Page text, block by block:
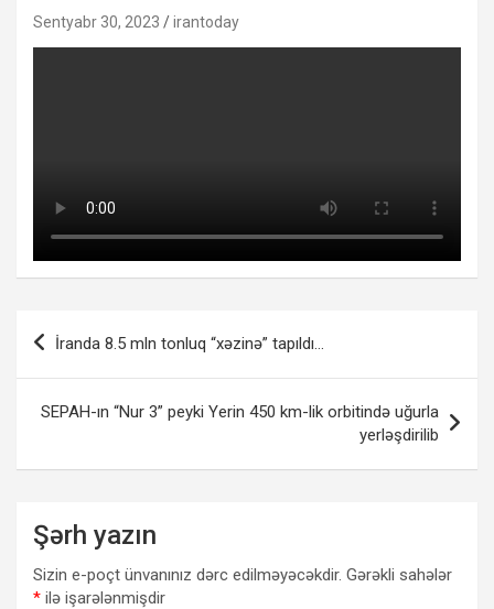
Sentyabr 30, 2023 irantoday
Yazı
İranda 8.5 mln tonluq “xəzinə” tapıldı…
SEPAH-ın “Nur 3” peyki Yerin 450 km-lik orbitində uğurla
yerləşdirilib
Şərh yazın
Sizin e-poçt ünvanınız dərc edilməyəcəkdir. Gərəkli sahələr
* ilə işarələnmişdir